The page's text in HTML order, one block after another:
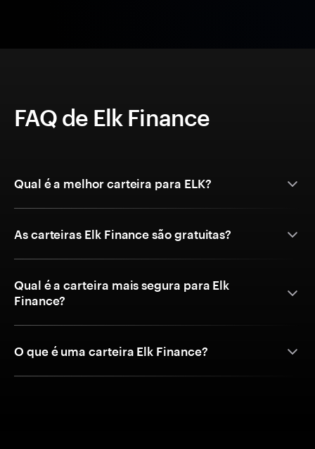
FAQ de Elk Finance
Qual é a melhor carteira para ELK?
As carteiras Elk Finance são gratuitas?
Qual é a carteira mais segura para Elk
Finance?
O que é uma carteira Elk Finance?